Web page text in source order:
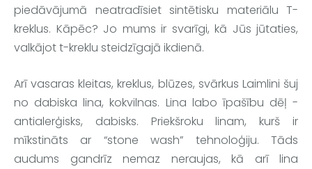
piedāvājumā neatradīsiet sintētisku materiālu T-
kreklus. Kāpēc? Jo mums ir svarīgi, kā Jūs jūtaties,
valkājot t-kreklu steidzīgajā ikdienā.
Arī vasaras kleitas, kreklus, blūzes, svārkus Laimlini šuj
no dabiska lina, kokvilnas. Lina labo īpašību dēļ -
antialerģisks, dabisks. Priekšroku linam, kurš ir
mīkstināts ar “stone wash” tehnoloģiju. Tāds
audums gandrīz nemaz neraujas, kā arī lina